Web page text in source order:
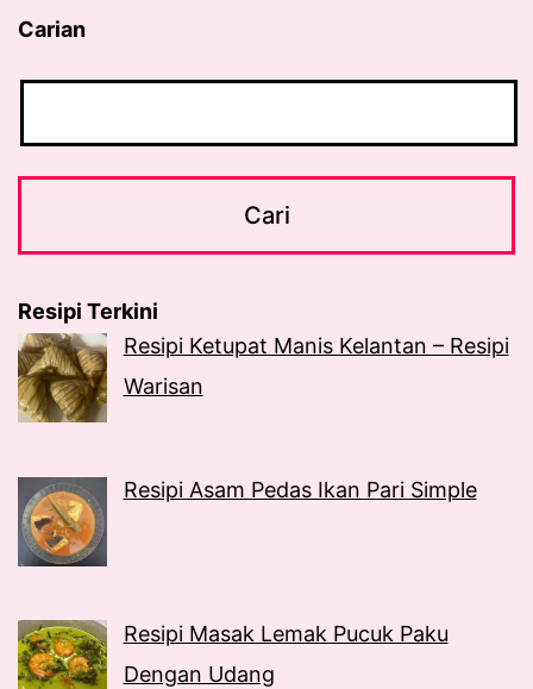
Carian
Resipi Terkini
Resipi Ketupat Manis Kelantan – Resipi
Warisan
Resipi Asam Pedas Ikan Pari Simple
Resipi Masak Lemak Pucuk Paku
Dengan Udang